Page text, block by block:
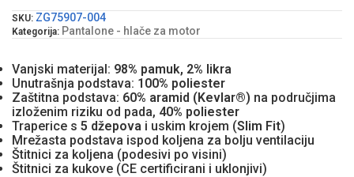
SKU: ZG75907-004
Kategorija: Pantalone - hlače za motor
Vanjski materijal: 98% pamuk, 2% likra
Unutrašnja podstava: 100% poliester
Zaštitna podstava: 60% aramid (Kevlar®) na područjima
izloženim riziku od pada, 40% poliester
Traperice s 5 džepova i uskim krojem (Slim Fit)
Mrežasta podstava ispod koljena za bolju ventilaciju
Štitnici za koljena (podesivi po visini)
Štitnici za kukove (CE certificirani i uklonjivi)